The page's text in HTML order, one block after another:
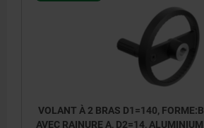
VOLANT À 2 BRAS D1=140,
AVEC RAINURE A, D2=14,